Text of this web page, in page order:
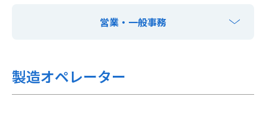
営業・一般事務
製造オペレーター